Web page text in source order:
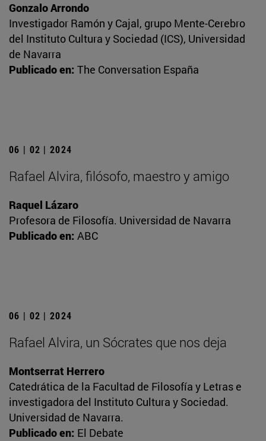
Gonzalo Arrondo
Investigador Ramón y Cajal, grupo Mente-Cerebro
del Instituto Cultura y Sociedad (ICS), Universidad
de Navarra
Publicado en: The Conversation España
06 | 02 | 2024
Rafael Alvira, filósofo, maestro y amigo
Raquel Lázaro
Profesora de Filosofía. Universidad de Navarra
Publicado en: ABC
06 | 02 | 2024
Rafael Alvira, un Sócrates que nos deja
Montserrat Herrero
Catedrática de la Facultad de Filosofía y Letras e
investigadora del Instituto Cultura y Sociedad.
Universidad de Navarra.
Publicado en: El Debate